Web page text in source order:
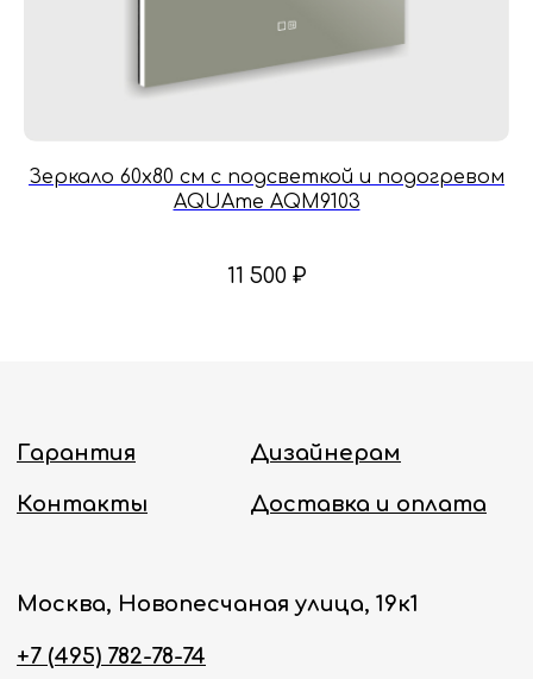
Зеркало 60х80 см с подсветкой и подогревом
AQUAme AQM9103
11 500 ₽
Принимаем звонки и обрабатываем